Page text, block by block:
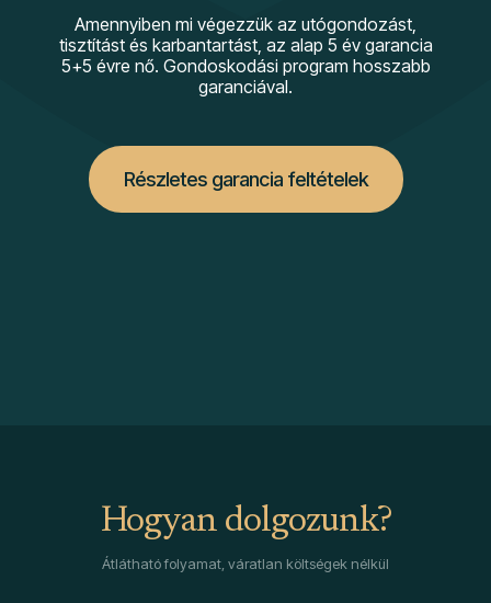
Amennyiben mi végezzük az utógondozást,
tisztítást és karbantartást, az alap 5 év garancia
5+5 évre nő. Gondoskodási program hosszabb
garanciával.
Részletes garancia feltételek
Hogyan dolgozunk?
Átlátható folyamat, váratlan költségek nélkül